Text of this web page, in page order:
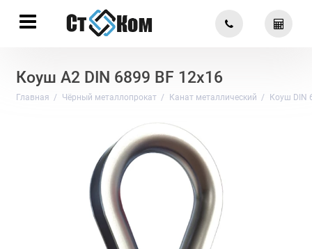
Коуш А2 DIN 6899 BF 12х16
Главная Чёрный металлопрокат Канат металлический Коуш DIN